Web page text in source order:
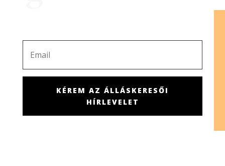
KÉREM AZ ÁLLÁSKERESŐI
HÍRLEVELET